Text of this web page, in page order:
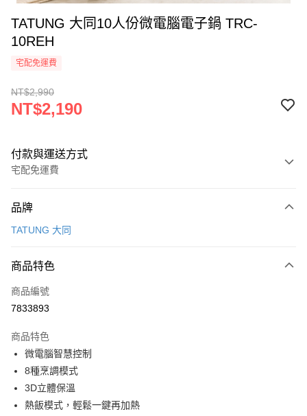
TATUNG 大同10人份微電腦電子鍋 TRC-
10REH
宅配免運費
NT$2,990
NT$2,190
付款與運送方式
宅配免運費
信用卡一次付款
3 期 0 利率 每期
合作金庫商業銀行
上海商業儲蓄銀行
臺灣中小企業銀行
匯豐（台灣）商業銀行
聯邦商業銀行
元大商業銀行
玉山商業銀行
LINE Pay
Apple Pay
街口支付
悠遊付
ATM付款
品牌
TATUNG 大同
商品特色
商品編號
7833893
商品特色
微電腦智慧控制
8種烹調模式
3D立體保溫
熱飯模式，輕鬆一鍵再加熱